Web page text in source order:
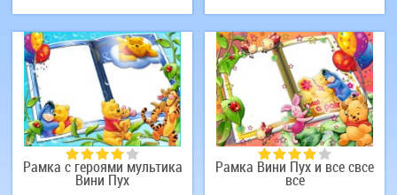
Рамка с героями мультика
Вини Пух
Рамка Вини Пух и все свсе
все